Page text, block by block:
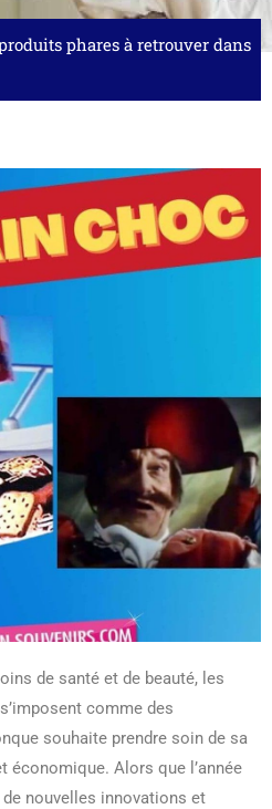
phares à retrouver dans
de santé et de beauté, les
comme des
souhaite prendre soin de sa
économique. Alors que l’année
nouvelles innovations et